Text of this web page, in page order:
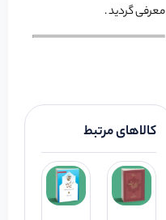
معرفی گردید .
کالاهای مرتبط